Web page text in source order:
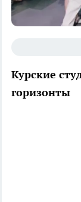
Курские
горизонты